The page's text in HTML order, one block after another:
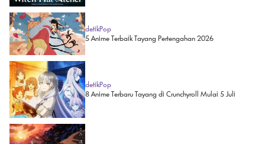
detikPop
5 Anime Terbaik Tayang Pertengahan 2026
detikPop
8 Anime Terbaru Tayang di Crunchyroll Mulai 5 Juli